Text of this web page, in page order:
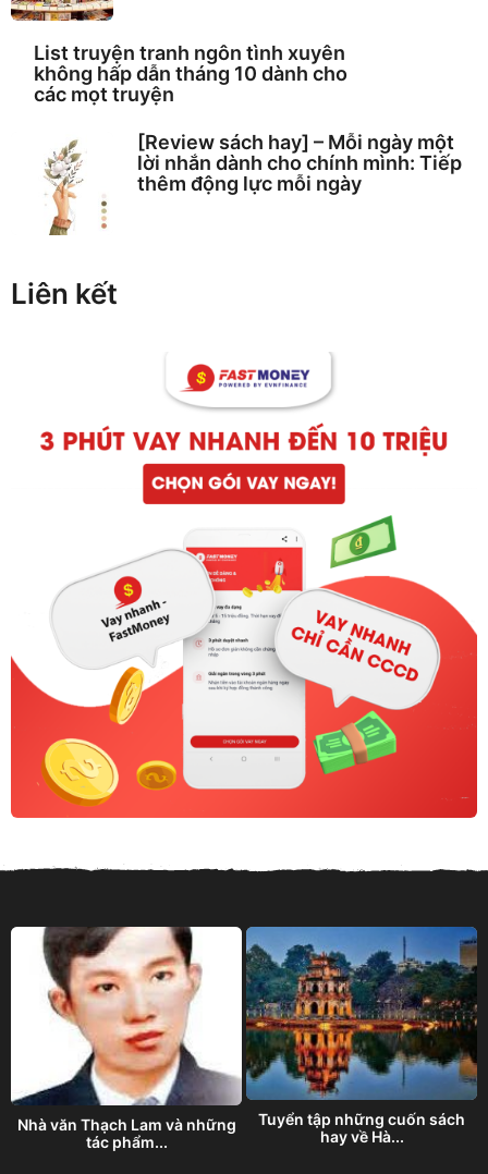
List truyện tranh ngôn tình xuyên
không hấp dẫn tháng 10 dành cho
các mọt truyện
[Review sách hay] – Mỗi ngày một
lời nhắn dành cho chính mình: Tiếp
thêm động lực mỗi ngày
Liên kết
Nhà văn Thạch Lam và những
tác phẩm...
Tuyển tập những cuốn sách
hay về Hà...